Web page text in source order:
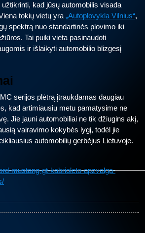
kad jūsų automobilis visada
tokių vietų yra„Autoplovykla Vilnius“,
spektrą nuo standartinės plovimo iki
Tai puiki vieta pasinaudoti
ir išlaikyti automobilio blizgesį
serijos plėtrą įtraukdamas daugiau
kad artimiausiu metu pamatysime ne
Jie jauni automobiliai ne tik džiugins akį,
vairavimo kokybės lygį, todėl jie
automobilių gerbėjus Lietuvoje.
mustang-gt-kabrioleto-apzvalga-